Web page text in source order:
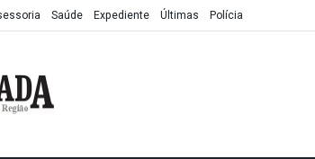
Saúde Expediente Últimas Polícia